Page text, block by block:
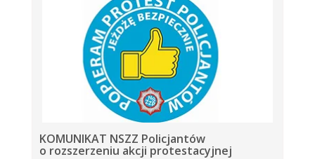
KOMUNIKAT NSZZ Policjantów
o rozszerzeniu akcji protestacyjnej